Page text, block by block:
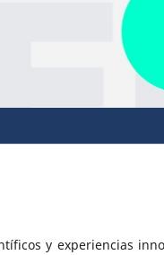
y experiencias